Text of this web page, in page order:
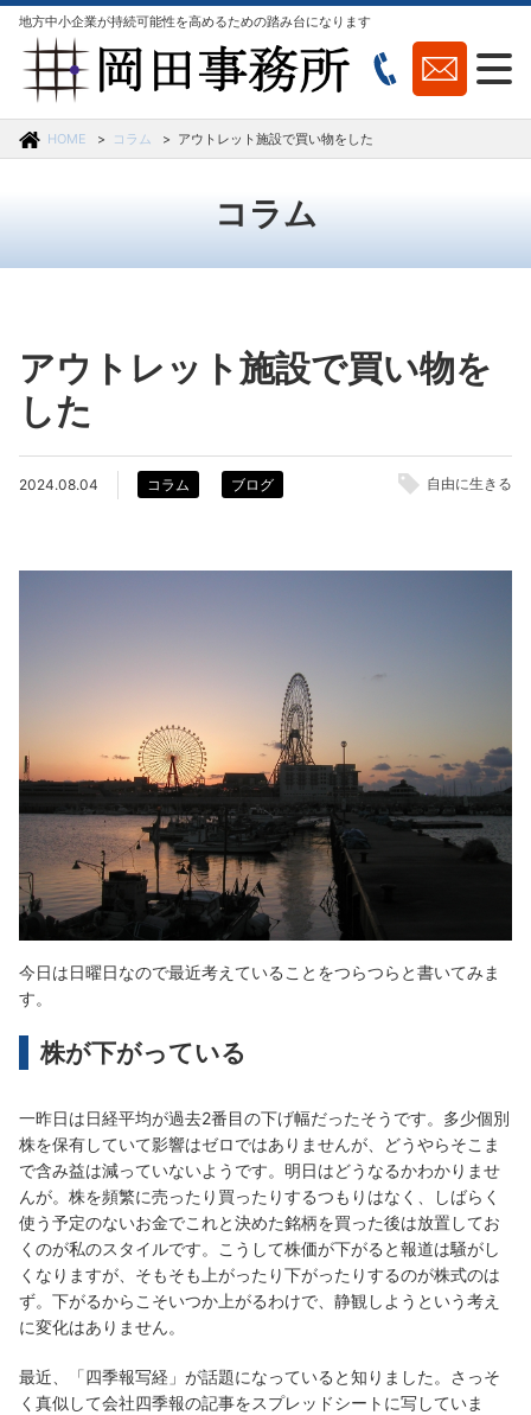
地方中小企業が持続可能性を高めるための踏み台になります
HOME コラム アウトレット施設で買い物をした
コラム
アウトレット施設で買い物を
した
2024.08.04 コラム ブログ 自由に生きる
今日は日曜日なので最近考えていることをつらつらと書いてみま
す。
株が下がっている
一昨日は日経平均が過去2番目の下げ幅だったそうです。多少個別
株を保有していて影響はゼロではありませんが、どうやらそこま
で含み益は減っていないようです。明日はどうなるかわかりませ
んが。株を頻繁に売ったり買ったりするつもりはなく、しばらく
使う予定のないお金でこれと決めた銘柄を買った後は放置してお
くのが私のスタイルです。こうして株価が下がると報道は騒がし
くなりますが、そもそも上がったり下がったりするのが株式のは
ず。下がるからこそいつか上がるわけで、静観しようという考え
に変化はありません。
最近、「四季報写経」が話題になっていると知りました。さっそ
く真似して会社四季報の記事をスプレッドシートに写していま